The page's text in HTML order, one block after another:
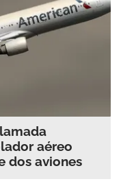
aéreo
dos aviones